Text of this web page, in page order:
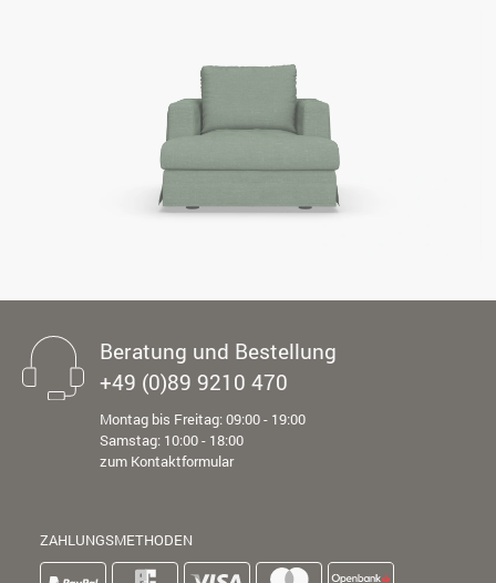
Beratung und Bestellung
+49 (0)89 9210 470
Montag bis Freitag: 09:00 - 19:00
Samstag: 10:00 - 18:00
zum Kontaktformular
ZAHLUNGSMETHODEN